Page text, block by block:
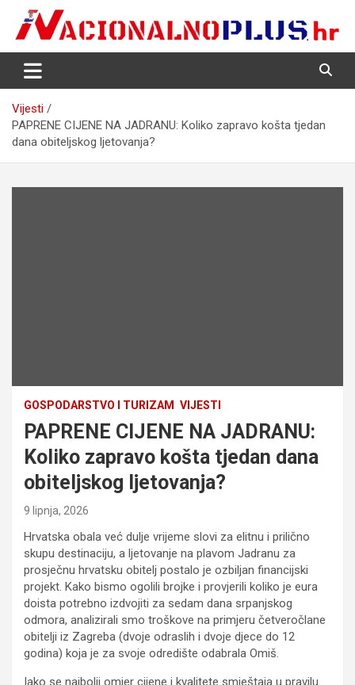
content
NacionalnoPlus.hr
Nacija želi znati više
Vijesti
PAPRENE CIJENE NA JADRANU: Koliko zapravo košta tjedan
dana obiteljskog ljetovanja?
GOSPODARSTVO I TURIZAM VIJESTI
PAPRENE CIJENE NA JADRANU:
Koliko zapravo košta tjedan dana
obiteljskog ljetovanja?
9 lipnja, 2026
Hrvatska obala već dulje vrijeme slovi za elitnu i prilično
skupu destinaciju, a ljetovanje na plavom Jadranu za
prosječnu hrvatsku obitelj postalo je ozbiljan financijski
projekt. Kako bismo ogolili brojke i provjerili koliko je eura
doista potrebno izdvojiti za sedam dana srpanjskog
odmora, analizirali smo troškove na primjeru četveročlane
obitelji iz Zagreba (dvoje odraslih i dvoje djece do 12
godina) koja je za svoje odredište odabrala Omiš.
Iako se najbolji omjer cijene i kvalitete smještaja u pravilu